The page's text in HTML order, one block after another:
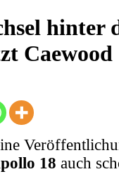
hinter
Caewood
18 auch